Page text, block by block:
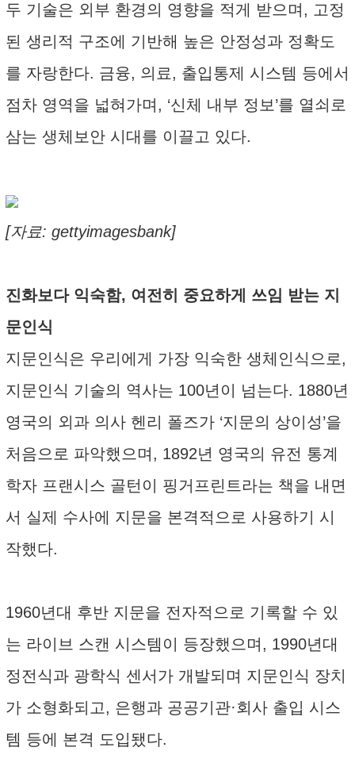
두 기술은 외부 환경의 영향을 적게 받으며, 고정
된 생리적 구조에 기반해 높은 안정성과 정확도
를 자랑한다. 금융, 의료, 출입통제 시스템 등에서
점차 영역을 넓혀가며, ‘신체 내부 정보’를 열쇠로
삼는 생체보안 시대를 이끌고 있다.
[자료: gettyimagesbank]
진화보다 익숙함, 여전히 중요하게 쓰임 받는 지
문인식
지문인식은 우리에게 가장 익숙한 생체인식으로,
지문인식 기술의 역사는 100년이 넘는다. 1880년
영국의 외과 의사 헨리 폴즈가 ‘지문의 상이성’을
처음으로 파악했으며, 1892년 영국의 유전 통계
학자 프랜시스 골턴이 핑거프린트라는 책을 내면
서 실제 수사에 지문을 본격적으로 사용하기 시
작했다.
1960년대 후반 지문을 전자적으로 기록할 수 있
는 라이브 스캔 시스템이 등장했으며, 1990년대
정전식과 광학식 센서가 개발되며 지문인식 장치
가 소형화되고, 은행과 공공기관·회사 출입 시스
템 등에 본격 도입됐다.